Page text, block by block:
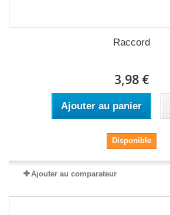
Raccord
3,98 €
Ajouter au panier
Disponible
Ajouter au comparateur